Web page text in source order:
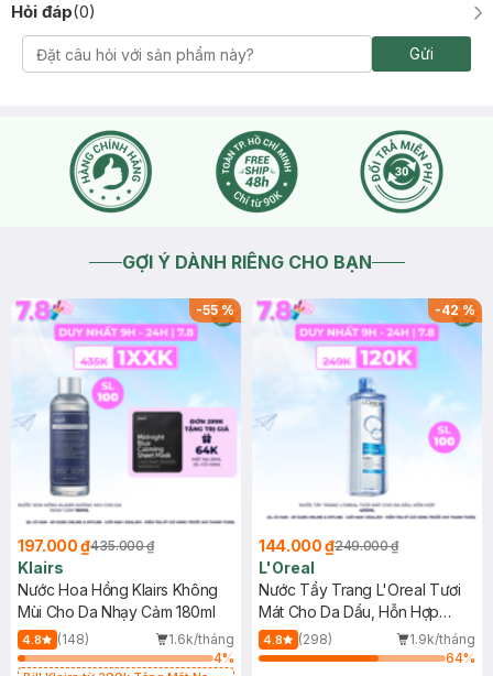
Hỏi đáp(0)
Gửi
GỢI Ý DÀNH RIÊNG CHO BẠN
-55%
197.000 ₫435.000 ₫
Klairs
Nước Hoa Hồng Klairs Không
Mùi Cho Da Nhạy Cảm 180ml
4.8 (148)
1.6k/tháng
4%
-42%
144.000 ₫249.000 ₫
L'Oreal
Nước Tẩy Trang L'Oreal Tươi
Mát Cho Da Dầu, Hỗn Hợp
400ml
4.8 (298)
1.9k/tháng
64%